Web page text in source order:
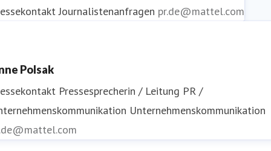
Journalistenanfragen pr.de@mattel.com
Polsak
Pressesprecherin / Leitung PR /
Unternehmenskommunikation